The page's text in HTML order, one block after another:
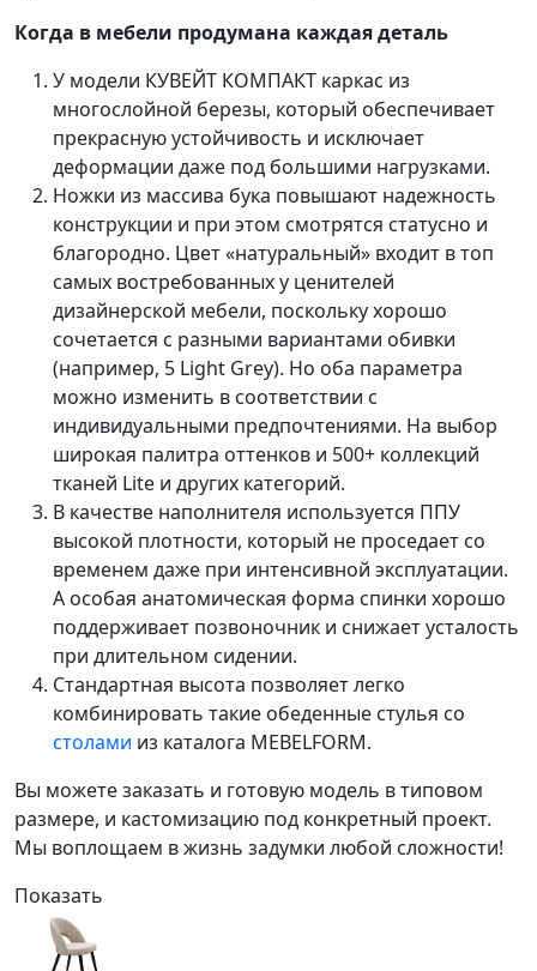
Когда в мебели продумана каждая деталь
У модели КУВЕЙТ КОМПАКТ каркас из
многослойной березы, который обеспечивает
прекрасную устойчивость и исключает
деформации даже под большими нагрузками.
Ножки из массива бука повышают надежность
конструкции и при этом смотрятся статусно и
благородно. Цвет «натуральный» входит в топ
самых востребованных у ценителей
дизайнерской мебели, поскольку хорошо
сочетается с разными вариантами обивки
(например, 5 Light Grey). Но оба параметра
можно изменить в соответствии с
индивидуальными предпочтениями. На выбор
широкая палитра оттенков и 500+ коллекций
тканей Lite и других категорий.
В качестве наполнителя используется ППУ
высокой плотности, который не проседает со
временем даже при интенсивной эксплуатации.
А особая анатомическая форма спинки хорошо
поддерживает позвоночник и снижает усталость
при длительном сидении.
Стандартная высота позволяет легко
комбинировать такие обеденные стулья со
столами из каталога MEBELFORM.
Вы можете заказать и готовую модель в типовом
размере, и кастомизацию под конкретный проект.
Мы воплощаем в жизнь задумки любой сложности!
Показать